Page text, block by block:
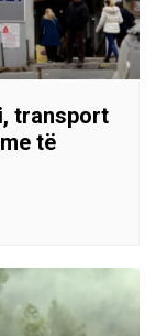
transport
të